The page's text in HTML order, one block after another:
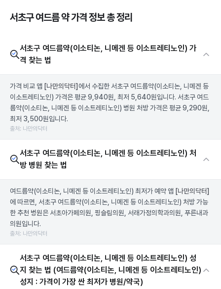
서초구 여드름 약 가격 정보 총 정리
서초구 여드름약(이소티논, 니메겐 등 이소트레티노인) 가
격 찾는 법
가격 비교 앱 [나만의닥터] 에서 수집한 서초구 여드름약(이소티논, 니메겐 등
이소트레티노인) 가격은 평균 9,940원, 최저 5,640원입니다. 서초구 여드
름약(이소티논, 니메겐 등 이소트레티노인) 병원 처방 가격은 평균 9,290원,
최저 3,500원입니다.
출처: 나만의닥터
서초구 여드름약(이소티논, 니메겐 등 이소트레티노인) 처
방 병원 찾는 법
여드름약(이소티논, 니메겐 등 이소트레티노인) 최저가 예약 앱 [나만의닥터]
에 따르면, 서초구 여드름약(이소티논, 니메겐 등 이소트레티노인) 처방 가능
한 추천 병원은 서초아가페의원, 핑슬림의원, 서래가정의학과의원, 푸른내과
의원입니다.
출처: 나만의닥터
서초구 여드름약(이소티논, 니메겐 등 이소트레티노인) 성
지 찾는 법 (여드름약(이소티논, 니메겐 등 이소트레티노인)
성지 : 가격이 가장 싼 최저가 병원/약국)